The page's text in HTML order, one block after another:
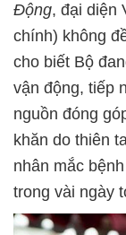
Động, đại diện
chính) không
cho biết Bộ
vận động, tiếp
nguồn đóng
khăn do thiên
nhân mắc
trong vài ngày